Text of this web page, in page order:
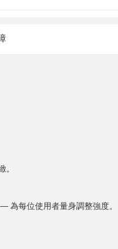
。
為每位使用者量身調整強度。